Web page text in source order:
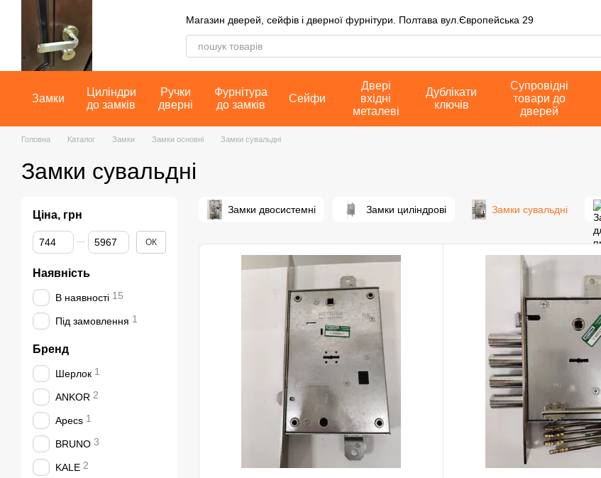
Магазин дверей, сейфів і дверної фурнітури. Полтава вул.Європейська 29
Замки
Циліндри
до замків
Ручки
дверні
Фурнітура
до замків
Сейфи
Двері
вхідні
металеві
Дублікати
ключів
Супровідні
товари до
дверей
Головна Каталог Замки Замки основні Замки сувальдні
Замки сувальдні
Замки двосистемні Замки циліндрові Замки сувальдні
Ціна, грн
Від Ціна, грн
До Ціна, грн ОК
Наявність
В наявності 15
Під замовлення 1
Бренд
Шерлок 1
ANKOR 2
Apecs 1
BRUNO 3
KALE 2